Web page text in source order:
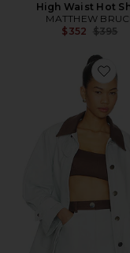
High Waist Hot
MATTHEW
$352 $395